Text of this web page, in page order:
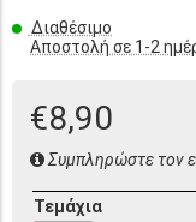
Διαθέσιμο
Αποστολή σε 1-2
€8,90
Συμπληρώστε τον
Τεμάχια